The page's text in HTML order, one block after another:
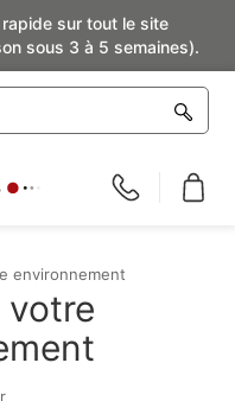
sur tout le site
sous 3 à 5 semaines).
environnement
votre